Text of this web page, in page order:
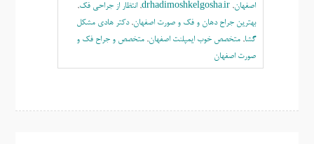
اصفهان,
drhadimoshkelgosha.ir
, انتظار از جراحی فک,
بهترين جراح دهان و فک و صورت اصفهان,دکتر هادی مشکل
گشا, متخصص خوب ایمپلنت اصفهان, متخصص و جراح فک و
صورت اصفهان